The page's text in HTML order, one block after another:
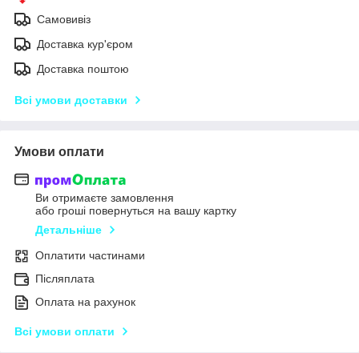
Самовивіз
Доставка кур'єром
Доставка поштою
Всі умови доставки
Умови оплати
Ви отримаєте замовлення
або гроші повернуться на вашу картку
Детальніше
Оплатити частинами
Післяплата
Оплата на рахунок
Всі умови оплати